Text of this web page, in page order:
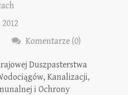
Komentarze (0)
Duszpasterstwa
Kanalizacji,
i Ochrony